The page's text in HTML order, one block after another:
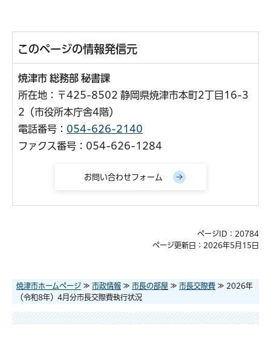
このページの情報発信元
焼津市 総務部 秘書課
所在地：〒425-8502 静岡県焼津市本町2丁目16-3
2（市役所本庁舎4階）
電話番号： 054-626-2140
ファクス番号：054-626-1284
ページID：20784
ページ更新日：2026年5月15日
焼津市ホームページ ≫ 市政情報 ≫ 市長の部屋 ≫ 市長交際費 ≫ 2026年
（令和8年）4月分市長交際費執行状況